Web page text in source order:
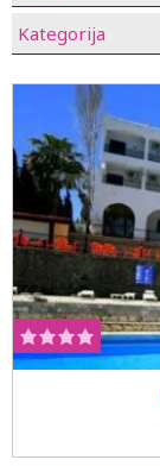
Kategorija